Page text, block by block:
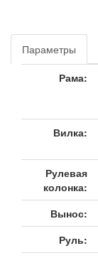
Параметры
Рама:
Вилка:
Рулевая
колонка:
Вынос:
Руль: